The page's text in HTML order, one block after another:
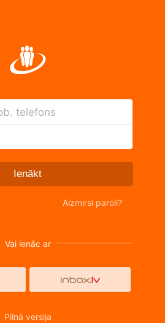
telefons
Ienākt
Aizmirsi paroli?
Vai ienāc ar
Pilnā versija